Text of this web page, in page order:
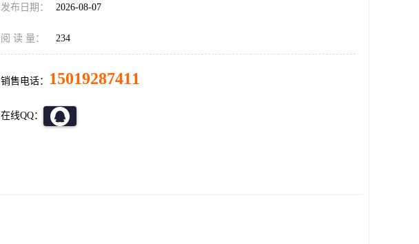
发布日期： 2026-08-07
阅 读 量： 234
销售电话： 15019287411
在线QQ：